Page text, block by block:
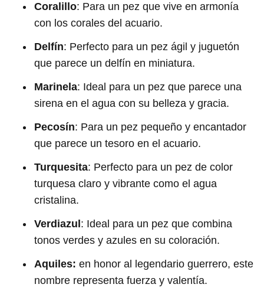
Coralillo: Para un pez que vive en armonía
con los corales del acuario.
Delfín: Perfecto para un pez ágil y juguetón
que parece un delfín en miniatura.
Marinela: Ideal para un pez que parece una
sirena en el agua con su belleza y gracia.
Pecosín: Para un pez pequeño y encantador
que parece un tesoro en el acuario.
Turquesita: Perfecto para un pez de color
turquesa claro y vibrante como el agua
cristalina.
Verdiazul : Ideal para un pez que combina
tonos verdes y azules en su coloración.
Aquiles: en honor al legendario guerrero, este
nombre representa fuerza y valentía.